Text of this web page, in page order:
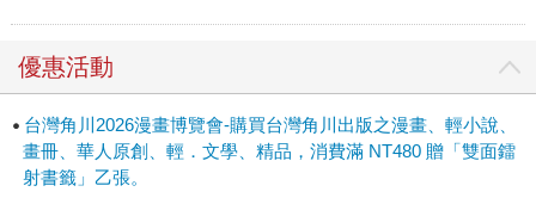
優惠活動
台灣角川2026漫畫博覽會-購買台灣角川出版之漫畫、輕小說、
畫冊、華人原創、輕．文學、精品，消費滿 NT480 贈「雙面鐳
射書籤」乙張。